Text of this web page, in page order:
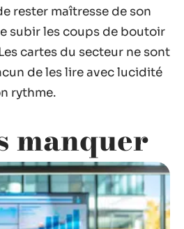
rester maîtresse de son
subir les coups de boutoir
cartes du secteur ne sont
de les lire avec lucidité
rythme.
manquer